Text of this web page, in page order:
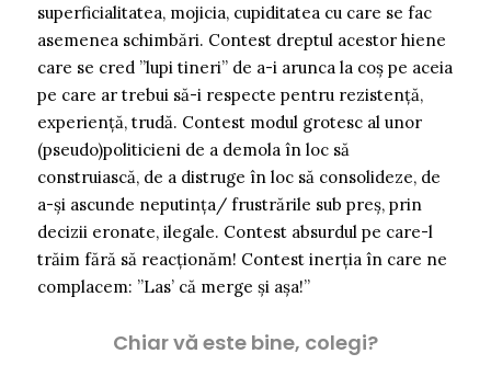
superficialitatea, mojicia, cupiditatea cu care se fac
asemenea schimbări. Contest dreptul acestor hiene
care se cred ”lupi tineri” de a-i arunca la coș pe aceia
pe care ar trebui să-i respecte pentru rezistență,
experiență, trudă. Contest modul grotesc al unor
(pseudo)politicieni de a demola în loc să
construiască, de a distruge în loc să consolideze, de
a-și ascunde neputința/ frustrările sub preș, prin
decizii eronate, ilegale. Contest absurdul pe care-l
trăim fără să reacționăm! Contest inerția în care ne
complacem: ”Las’ că merge și așa!”
Chiar vă este bine, colegi?